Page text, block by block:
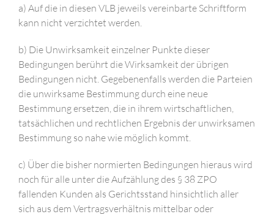
a) Auf die in diesen VLB jeweils vereinbarte Schriftform
kann nicht verzichtet werden.
b) Die Unwirksamkeit einzelner Punkte dieser
Bedingungen berührt die Wirksamkeit der übrigen
Bedingungen nicht. Gegebenenfalls werden die Parteien
die unwirksame Bestimmung durch eine neue
Bestimmung ersetzen, die in ihrem wirtschaftlichen,
tatsächlichen und rechtlichen Ergebnis der unwirksamen
Bestimmung so nahe wie möglich kommt.
c) Über die bisher normierten Bedingungen hieraus wird
noch für alle unter die Aufzählung des § 38 ZPO
fallenden Kunden als Gerichtsstand hinsichtlich aller
sich aus dem Vertragsverhältnis mittelbar oder